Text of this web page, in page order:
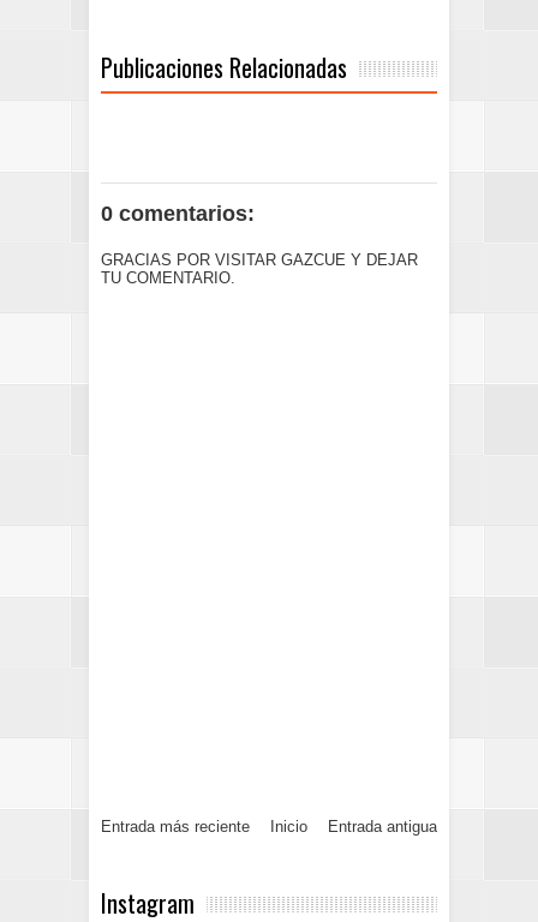
Publicaciones Relacionadas
0 comentarios:
GRACIAS POR VISITAR GAZCUE Y DEJAR
TU COMENTARIO.
Entrada más reciente Entrada antigua
Inicio
Instagram